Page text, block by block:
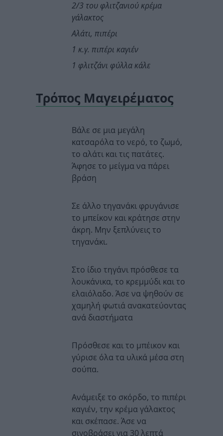
2/3 του φλιτζανιού κρέμα
γάλακτος
Αλάτι, πιπέρι
1 κ.γ. πιπέρι καγιέν
1 φλιτζάνι φύλλα κάλε
Τρόπος Μαγειρέματος
Βάλε σε μια μεγάλη
κατσαρόλα το νερό, το ζωμό,
το αλάτι και τις πατάτες.
Άφησε το μείγμα να πάρει
βράση
Σε άλλο τηγανάκι φρυγάνισε
το μπείκον και κράτησε στην
άκρη. Mην ξεπλύνεις το
τηγανάκι.
Στο ίδιο τηγάνι πρόσθεσε τα
λουκάνικα, το κρεμμύδι και το
ελαιόλαδο. Άσε να ψηθούν σε
χαμηλή φωτιά ανακατεύοντας
ανά διαστήματα
Πρόσθεσε και το μπέικον και
γύρισε όλα τα υλικά μέσα στη
σούπα.
Ανάμειξε το σκόρδο, το πιπέρι
καγιέν, την κρέμα γάλακτος
και σκέπασε. Άσε να
σιγοβράσει για 30 λεπτά